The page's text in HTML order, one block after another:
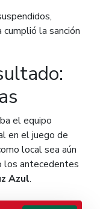
la sanción
el equipo
en el juego de
local sea aún
los antecedentes
Azul.